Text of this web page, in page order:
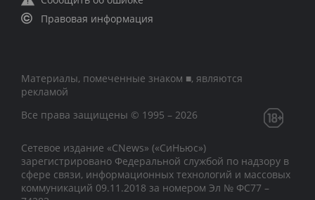
Правовая информация
Материалы, помеченные знаком ■, являются
рекламой
Все права защищены © 1995 – 2026
Сетевое издание «CNews» («СиНьюс»)
зарегистрировано Федеральной службой по надзору в
сфере связи, информационных технологий и массовых
коммуникаций 09.11.2018 за номером Эл № ФС77 –